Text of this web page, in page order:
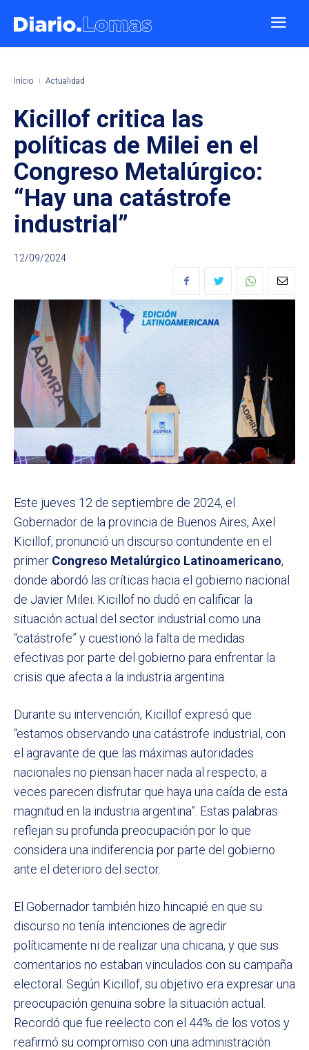
Inicio Actualidad
Kicillof critica las
políticas de Milei en el
Congreso Metalúrgico:
“Hay una catástrofe
industrial”
12/09/2024
Este jueves 12 de septiembre de 2024, el
Gobernador de la provincia de Buenos Aires, Axel
Kicillof, pronunció un discurso contundente en el
primer Congreso Metalúrgico Latinoamericano,
donde abordó las críticas hacia el gobierno nacional
de Javier Milei. Kicillof no dudó en calificar la
situación actual del sector industrial como una
“catástrofe” y cuestionó la falta de medidas
efectivas por parte del gobierno para enfrentar la
crisis que afecta a la industria argentina.
Durante su intervención, Kicillof expresó que
“estamos observando una catástrofe industrial, con
el agravante de que las máximas autoridades
nacionales no piensan hacer nada al respecto; a
veces parecen disfrutar que haya una caída de esta
magnitud en la industria argentina”. Estas palabras
reflejan su profunda preocupación por lo que
considera una indiferencia por parte del gobierno
ante el deterioro del sector.
El Gobernador también hizo hincapié en que su
discurso no tenía intenciones de agredir
políticamente ni de realizar una chicana, y que sus
comentarios no estaban vinculados con su campaña
electoral. Según Kicillof, su objetivo era expresar una
preocupación genuina sobre la situación actual.
Recordó que fue reelecto con el 44% de los votos y
reafirmó su compromiso con una administración